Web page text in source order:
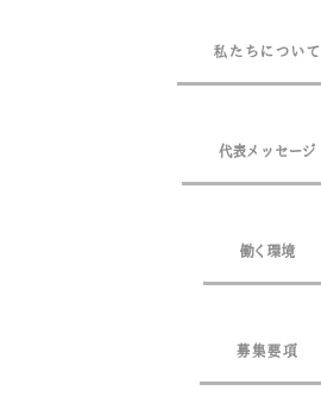
私たちについて
代表メッセージ
働く環境
募集要項